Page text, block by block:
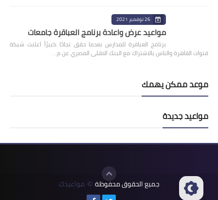
26 نوفمبر 2021
مواعيد عرض واعادة برنامج العباقرة جامعات
برنامج العباقرة للمدارس بعدما حقق نجاحًا كبيرًأ اعلنت شبكة
قنوات القاهرة والناس بالاشتراك مع البنك الاهلى المصري عن م…
موعد ممكن يهمك
مواعيد جديدة
جميع الحقوق محفوظة © مواعيدك